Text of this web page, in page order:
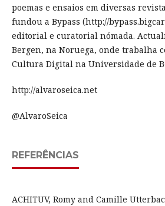
poemas e ensaios em diversas
fundou a Bypass (http://
editorial e curatorial nómada.
Bergen, na Noruega, onde trabalha
Cultura Digital na Universidade de
http://alvaroseica.net
@AlvaroSeica
REFERÊNCIAS
ACHITUV, Romy and Camille